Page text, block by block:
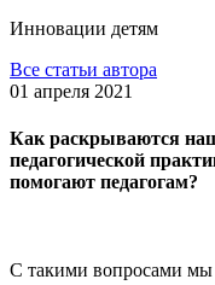
Инновации детям
Все статьи автора
01 апреля 2021
Как раскрываются
педагогической
помогают педагогам?
С такими вопросами